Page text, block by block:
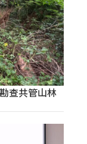
查共管山林